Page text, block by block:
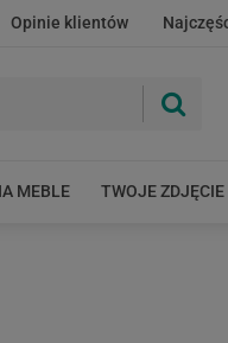
Opinie klientów
MEBLE TWOJE ZDJĘCIE